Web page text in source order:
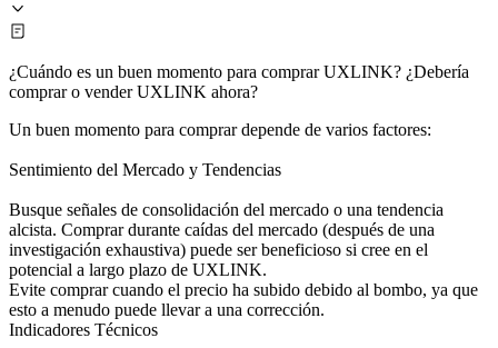
¿Cuándo es un buen momento para comprar UXLINK? ¿Debería
comprar o vender UXLINK ahora?
Un buen momento para comprar depende de varios factores:
Sentimiento del Mercado y Tendencias
Busque señales de consolidación del mercado o una tendencia
alcista. Comprar durante caídas del mercado (después de una
investigación exhaustiva) puede ser beneficioso si cree en el
potencial a largo plazo de UXLINK.
Evite comprar cuando el precio ha subido debido al bombo, ya que
esto a menudo puede llevar a una corrección.
Indicadores Técnicos